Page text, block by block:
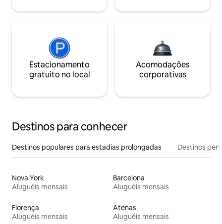
Estacionamento
gratuito no local
Acomodações
corporativas
Destinos para conhecer
Destinos populares para estadias prolongadas Destinos
Nova York
Aluguéis mensais
Barcelona
Aluguéis mensais
Florença
Aluguéis mensais
Atenas
Aluguéis mensais